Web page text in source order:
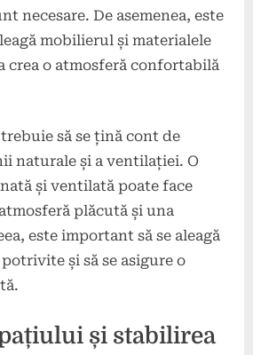
necesare. De asemenea, este
mobilierul și materialele
o atmosferă confortabilă
să se țină cont de
naturale și a ventilației. O
și ventilată poate face
plăcută și una
este important să se aleagă
și să se asigure o
și stabilirea